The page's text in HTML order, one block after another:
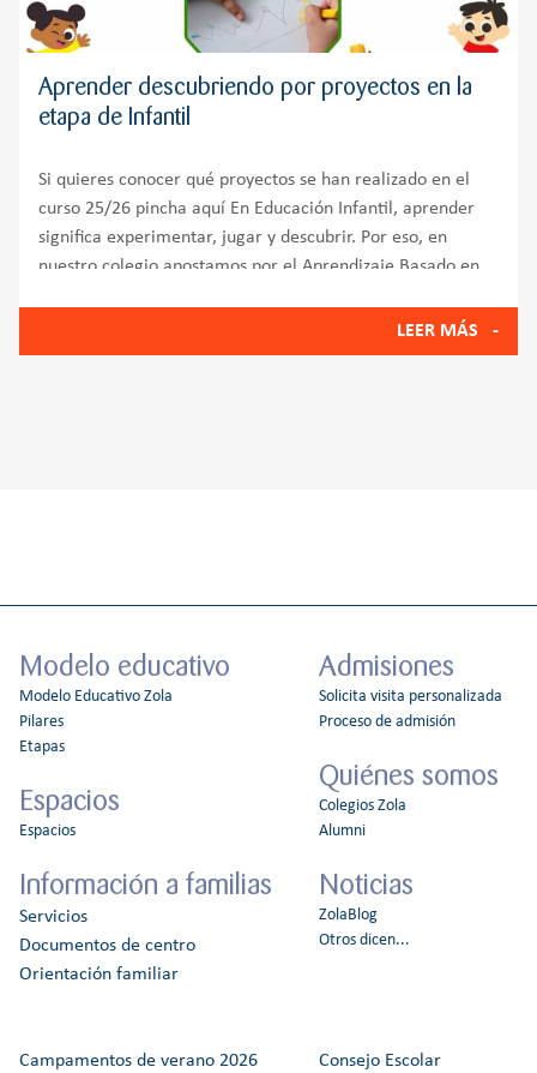
Aprender descubriendo por proyectos en la
etapa de Infantil
Si quieres conocer qué proyectos se han realizado en el
curso 25/26 pincha aquí En Educación Infantil, aprender
significa experimentar, jugar y descubrir. Por eso, en
nuestro colegio apostamos por el Aprendizaje Basado en
LEER MÁS
Modelo educativo
Modelo Educativo Zola
Pilares
Etapas
Espacios
Espacios
Información a familias
Servicios
Documentos de centro
Orientación familiar
Admisiones
Solicita visita personalizada
Proceso de admisión
Quiénes somos
Colegios Zola
Alumni
Noticias
ZolaBlog
Otros dicen...
Campamentos de verano 2026 Consejo Escolar